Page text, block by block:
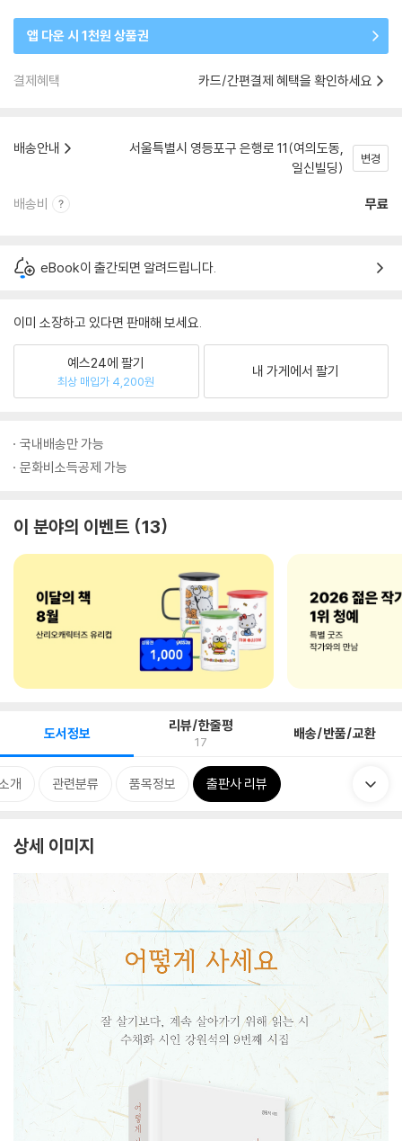
앱 다운 시 1천원 상품권
결제혜택 카드/간편결제 혜택을 확인하세요
배송안내
서울특별시 영등포구 은행로 11(여의도동,
일신빌딩)
변경
배송비 무료
eBook이 출간되면 알려드립니다.
이미 소장하고 있다면 판매해 보세요.
예스24에 팔기
최상 매입가 4,200원
내 가게에서 팔기
국내배송만 가능
문화비소득공제 가능
이 분야의 이벤트 13
도서정보 리뷰/한줄평
17 배송/반품/교환
개 관련분류 품목정보 출판사 리뷰
상세 이미지